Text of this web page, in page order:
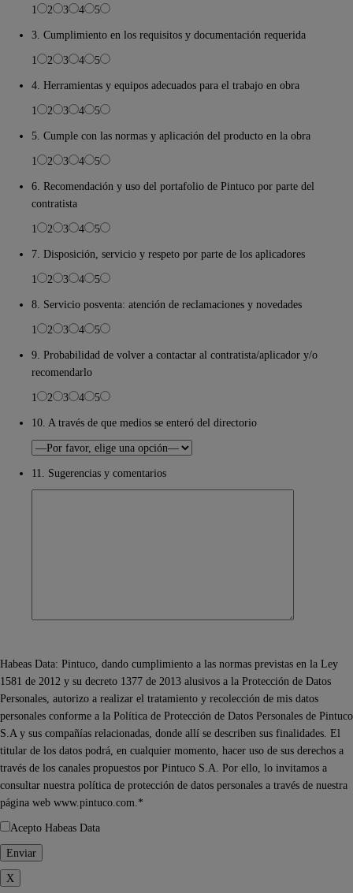
1 2 3 4
5
3. Cumplimiento en los requisitos y documentación requerida
1
2 3 4
5
4. Herramientas y equipos adecuados para el trabajo en obra
1
2 3 4
5
5. Cumple con las normas y aplicación del producto en la obra
1
2 3 4
5
6. Recomendación y uso del portafolio de Pintuco por parte del
contratista
1
2 3 4
5
7. Disposición, servicio y respeto por parte de los aplicadores
1
2 3 4
5
8. Servicio posventa: atención de reclamaciones y novedades
1
2 3 4
5
9. Probabilidad de volver a contactar al contratista/aplicador y/o
recomendarlo
1
2 3 4
5
10. A través de que medios se enteró del directorio
11. Sugerencias y comentarios
Habeas Data: Pintuco, dando cumplimiento a las normas previstas en la Ley
1581 de 2012 y su decreto 1377 de 2013 alusivos a la Protección de Datos
Personales, autorizo a realizar el tratamiento y recolección de mis datos
personales conforme a la Política de Protección de Datos Personales de Pintuco
S.A y sus compañías relacionadas, donde allí se describen sus finalidades. El
titular de los datos podrá, en cualquier momento, hacer uso de sus derechos a
través de los canales propuestos por Pintuco S.A. Por ello, lo invitamos a
consultar nuestra política de protección de datos personales a través de nuestra
página web www.pintuco.com.*
Acepto Habeas Data
X